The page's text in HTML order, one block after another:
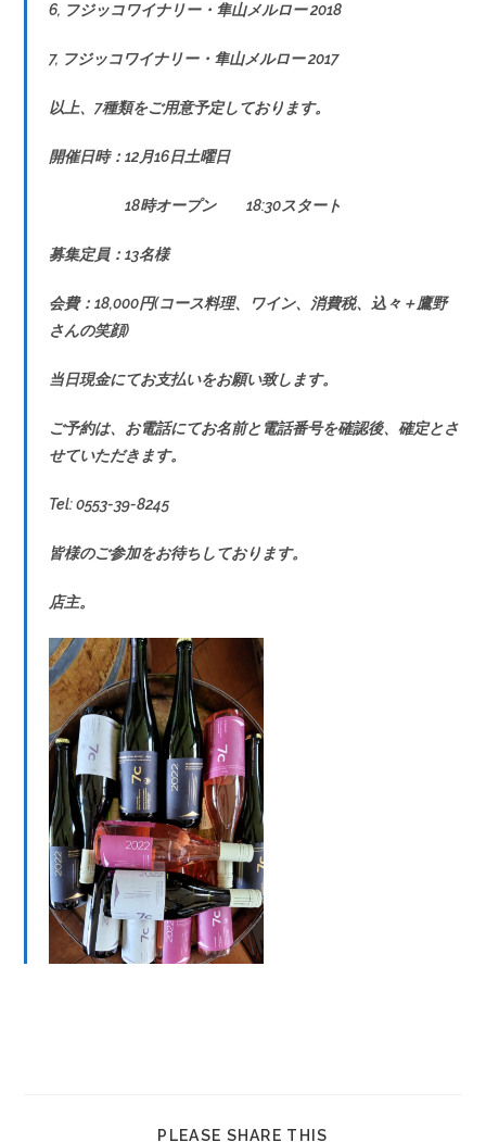
6, フジッコワイナリー・隼山メルロー 2018
7, フジッコワイナリー・隼山メルロー 2017
以上、7種類をご用意予定しております。
開催日時：12月16日土曜日
18時オープン 18:30スタート
募集定員：13名様
会費：18,000円(コース料理、ワイン、消費税、込々＋鷹野
さんの笑顔)
当日現金にてお支払いをお願い致します。
ご予約は、お電話にてお名前と電話番号を確認後、確定とさ
せていただきます。
Tel: 0553-39-8245
皆様のご参加をお待ちしております。
店主。
PLEASE SHARE THIS